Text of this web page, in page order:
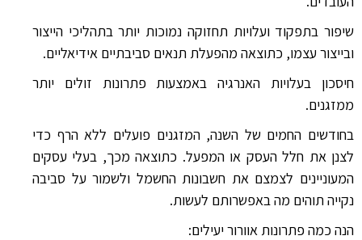
שיפור בתפקוד ועלויות תחזוקה נמוכות יותר בתהליכי הייצור
ובייצור עצמו, כתוצאה מהפעלת תנאים סביבתיים אידיאליים.
חיסכון בעלויות האנרגיה באמצעות פתרונות זולים יותר
ממזגנים.
בחודשים החמים של השנה, המזגנים פועלים ללא הרף כדי
לצנן את חלל העסק או המפעל. כתוצאה מכך, בעלי עסקים
המעוניינים לצמצם את חשבונות החשמל ולשמור על סביבה
נקייה תוהים מה באפשרותם לעשות.
הנה כמה פתרונות אוורור יעילים: